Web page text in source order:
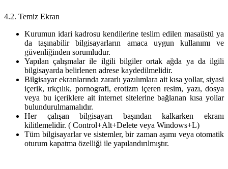
4.2. Temiz Ekran
Kurumun idari kadrosu kendilerine teslim edilen masaüstü ya
da taşınabilir bilgisayarların amaca uygun kullanımı ve
güvenliğinden sorumludur.
Yapılan çalışmalar ile ilgili bilgiler ortak ağda ya da ilgili
bilgisayarda belirlenen adrese kaydedilmelidir.
Bilgisayar ekranlarında zararlı yazılımlara ait kısa yollar, siyasi
içerik, ırkçılık, pornografi, erotizm içeren resim, yazı, dosya
veya bu içeriklere ait internet sitelerine bağlanan kısa yollar
bulundurulmamalıdır.
Her çalışan bilgisayarı başından kalkarken ekranı
kilitlemelidir. ( Control+Alt+Delete veya Windows+L)
Tüm bilgisayarlar ve sistemler, bir zaman aşımı veya otomatik
oturum kapatma özelliği ile yapılandırılmıştır.